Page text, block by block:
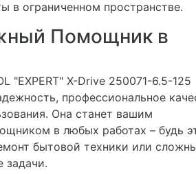
в ограниченном пространстве.
Помощник в
"EXPERT" X-Drive 250071-6.5-125
профессиональное
Она станет вашим
в любых работах – будь
бытовой техники или
задачи.